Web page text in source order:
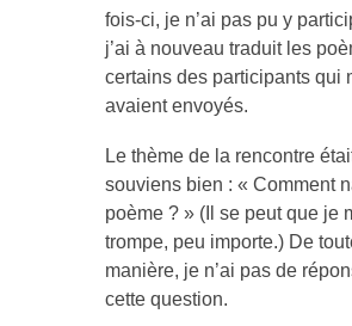
fois-ci, je n’ai pas pu y
j’ai à nouveau traduit les
certains des participants qui
avaient envoyés.
Le thème de la rencontre
souviens bien : « Comment
poème ? » (Il se peut que je
trompe, peu importe.) De
manière, je n’ai pas de
cette question.